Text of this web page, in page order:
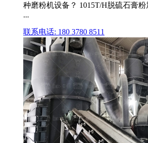
种磨粉机设备？ 1015T/H脱硫石膏
...
联系电话: 180 3780 8511